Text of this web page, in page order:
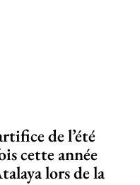
de l’été
cette année
lors de la